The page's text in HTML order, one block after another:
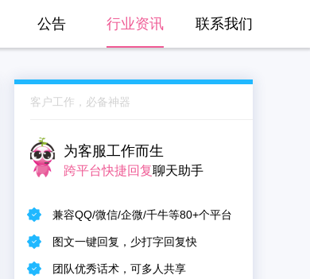
公告 行业资讯 联系我们
客户工作，必备神器
为客服工作而生
跨平台快捷回复聊天助手
兼容QQ/微信/企微/千牛等80+个平台
图文一键回复，少打字回复快
团队优秀话术，可多人共享